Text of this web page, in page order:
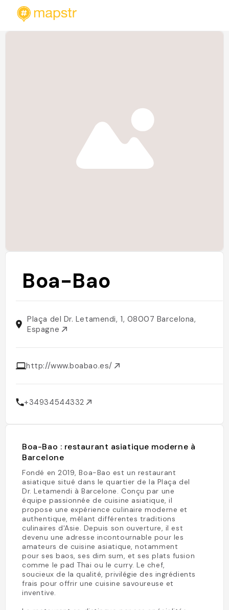
Boa-Bao
Plaça del Dr. Letamendi, 1, 08007 Barcelona,
Espagne
http://www.boabao.es/
+34934544332
Boa-Bao : restaurant asiatique moderne à
Barcelone
Fondé en 2019, Boa-Bao est un restaurant
asiatique situé dans le quartier de la Plaça del
Dr. Letamendi à Barcelone. Conçu par une
équipe passionnée de cuisine asiatique, il
propose une expérience culinaire moderne et
authentique, mêlant différentes traditions
culinaires d'Asie. Depuis son ouverture, il est
devenu une adresse incontournable pour les
amateurs de cuisine asiatique, notamment
pour ses baos, ses dim sum, et ses plats fusion
comme le pad Thai ou le curry. Le chef,
soucieux de la qualité, privilégie des ingrédients
frais pour offrir une cuisine savoureuse et
inventive.